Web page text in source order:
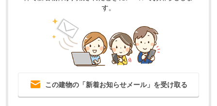
す。
この建物の「新着お知らせメール」を受け取る